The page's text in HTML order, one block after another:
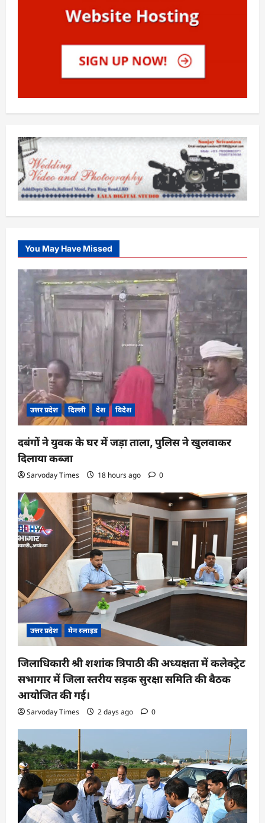
You May Have Missed
उत्तर प्रदेश दिल्ली देश विदेश
दबंगों ने युवक के घर में जड़ा ताला, पुलिस ने खुलवाकर
दिलाया कब्जा
Sarvoday Times 18 hours ago 0
उत्तर प्रदेश मेन स्लाइड
जिलाधिकारी श्री शशांक त्रिपाठी की अध्यक्षता में कलेक्ट्रेट
सभागार में जिला स्तरीय सड़क सुरक्षा समिति की बैठक
आयोजित की गई।
Sarvoday Times 2 days ago 0